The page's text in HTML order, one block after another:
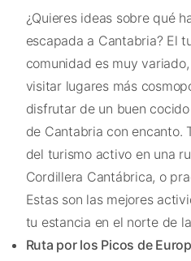
¿Quieres ideas sobre qué
escapada a Cantabria? El
comunidad es muy
visitar lugares más
disfrutar de un buen
de Cantabria con encanto.
del turismo activo en una
Cordillera Cantábrica, o
Estas son las mejores
tu estancia en el norte de
Ruta por los Picos de